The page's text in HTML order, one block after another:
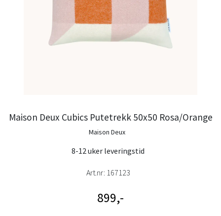
Maison Deux Cubics Putetrekk 50x50 Rosa/Orange
Maison Deux
8-12 uker leveringstid
Art.nr: 167123
899,-